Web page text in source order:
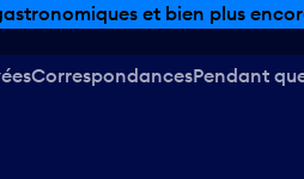
et bien plus
CorrespondancesPendant